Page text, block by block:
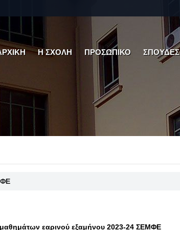
Η ΣΧΟΛΗ ΠΡΟΣΩΠΙΚΟ ΣΠΟΥΔΕΣ
εαρινού εξαμήνου 2023-24 ΣΕΜΦΕ